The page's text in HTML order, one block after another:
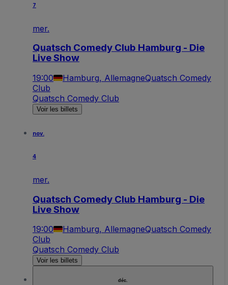
7
mer.
Quatsch Comedy Club Hamburg - Die
Live Show
19:00 Hamburg, AllemagneQuatsch Comedy
Club
Quatsch Comedy Club
Voir les billets
nov.
4
mer.
Quatsch Comedy Club Hamburg - Die
Live Show
19:00 Hamburg, AllemagneQuatsch Comedy
Club
Quatsch Comedy Club
Voir les billets
déc.